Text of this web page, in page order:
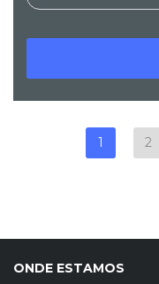
1 2
ONDE ESTAMOS